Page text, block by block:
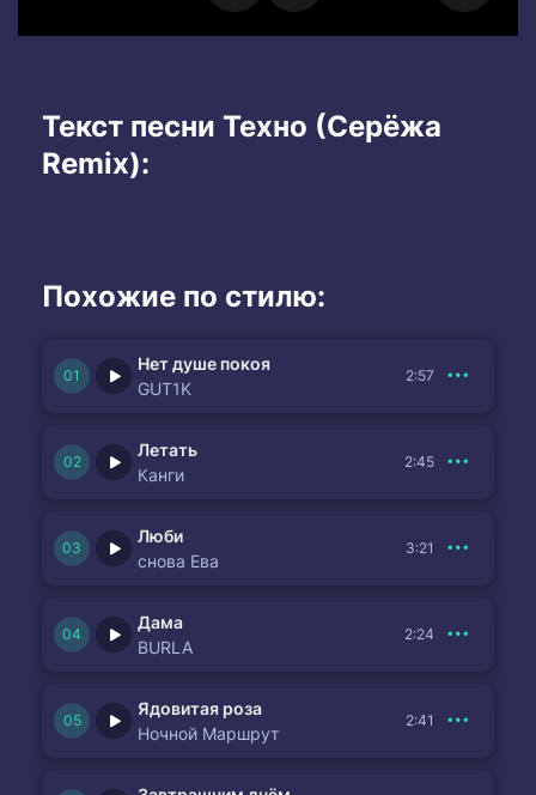
Текст песни Техно (Серёжа
Remix):
Похожие по стилю:
Нет душе покоя
GUT1K
2:57
Летать
Канги
2:45
Люби
снова Ева
3:21
Дама
BURLA
2:24
Ядовитая роза
Ночной Маршрут
2:41